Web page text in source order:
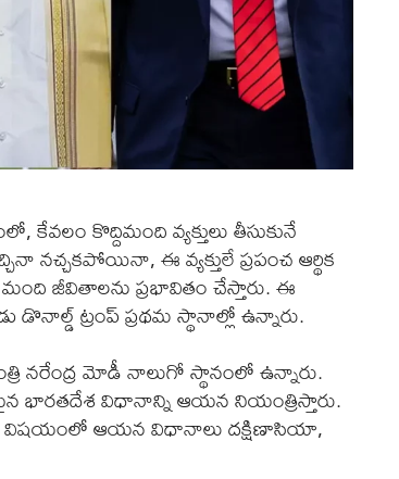
కేవలం కొద్దిమంది వ్యక్తులు తీసుకునే
నచ్చకపోయినా, ఈ వ్యక్తులే ప్రపంచ ఆర్థిక
మంది జీవితాలను ప్రభావితం చేస్తారు. ఈ
డొనాల్డ్ ట్రంప్ ప్రథమ స్థానాల్లో ఉన్నారు.
నరేంద్ర మోడీ నాలుగో స్థానంలో ఉన్నారు.
భారతదేశ విధానాన్ని ఆయన నియంత్రిస్తారు.
విషయంలో ఆయన విధానాలు దక్షిణాసియా,